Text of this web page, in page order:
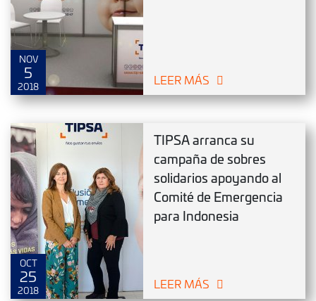
NOV
5
2018 LEER MÁS
OCT
25
2018
TIPSA arranca su
campaña de sobres
solidarios apoyando al
Comité de Emergencia
para Indonesia
LEER MÁS